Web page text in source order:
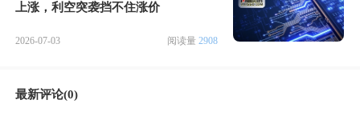
上涨，利空突袭挡不住涨价
2026-07-03 阅读量 2908
最新评论(0)